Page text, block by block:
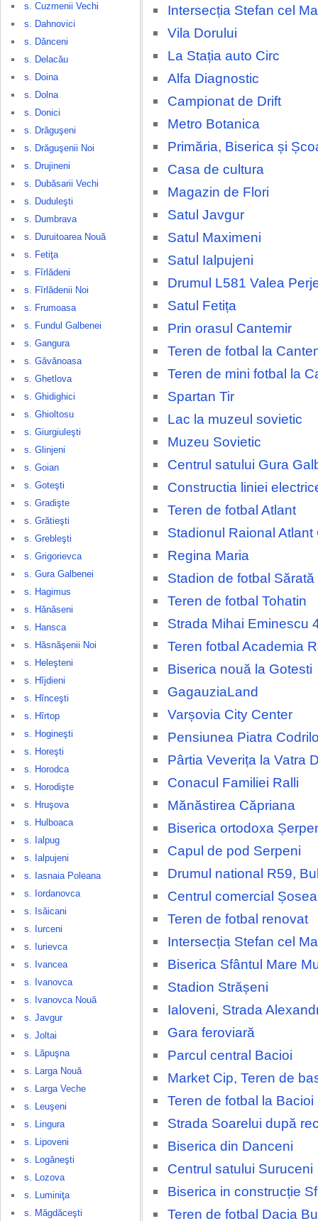
s. Cuzmenii Vechi
s. Dahnovici
s. Dănceni
s. Delacău
s. Doina
s. Dolna
s. Donici
s. Drăguşeni
s. Drăguşenii Noi
s. Drujineni
s. Dubăsarii Vechi
s. Duduleşti
s. Dumbrava
s. Duruitoarea Nouă
s. Fetiţa
s. Fîrlădeni
s. Fîrlădenii Noi
s. Frumoasa
s. Fundul Galbenei
s. Gangura
s. Găvănoasa
s. Ghetlova
s. Ghidighici
s. Ghioltosu
s. Giurgiuleşti
s. Glinjeni
s. Goian
s. Goteşti
s. Gradişte
s. Grătieşti
s. Grebleşti
s. Grigorievca
s. Gura Galbenei
s. Hagimus
s. Hănăseni
s. Hansca
s. Hăsnăşenii Noi
s. Heleşteni
s. Hîjdieni
s. Hînceşti
s. Hîrtop
s. Hogineşti
s. Horeşti
s. Horodca
s. Horodişte
s. Hruşova
s. Hulboaca
s. Ialpug
s. Ialpujeni
s. Iasnaia Poleana
s. Iordanovca
s. Isăicani
s. Iurceni
s. Iurievca
s. Ivancea
s. Ivanovca
s. Ivanovca Nouă
s. Javgur
s. Joltai
s. Lăpuşna
s. Larga Nouă
s. Larga Veche
s. Leuşeni
s. Lingura
s. Lipoveni
s. Logăneşti
s. Lozova
s. Luminiţa
s. Măgdăceşti
Intersecția Stefan cel
Vila Dorului
La Stația auto Circ
Alfa Diagnostic
Campionat de Drift
Metro Botanica
Primăria, Biserica și
Casa de cultura
Magazin de Flori
Satul Javgur
Satul Maximeni
Satul Ialpujeni
Drumul L581 Valea
Satul Fetița
Prin orasul Cantemir
Teren de fotbal la
Teren de mini fotbal la
Spartan Tir
Lac la muzeul sovietic
Muzeu Sovietic
Centrul satului Gura
Constructia liniei
Teren de fotbal Atlant
Stadionul Raional Atlant
Regina Maria
Stadion de fotbal
Teren de fotbal Tohatin
Strada Mihai Eminescu
Teren fotbal Academia
Biserica nouă la Gotesti
GagauziaLand
Varșovia City Center
Pensiunea Piatra
Pârtia Veverița la Vatra
Conacul Familiei Ralli
Mănăstirea Căpriana
Biserica ortodoxa
Capul de pod Serpeni
Drumul national R59,
Centrul comercial
Teren de fotbal renovat
Intersecția Stefan cel
Biserica Sfântul Mare
Stadion Strășeni
Ialoveni, Strada
Gara feroviară
Parcul central Bacioi
Market Cip, Teren de
Teren de fotbal la Bacioi
Strada Soarelui după
Biserica din Danceni
Centrul satului Suruceni
Biserica in construcție
Teren de fotbal Dacia